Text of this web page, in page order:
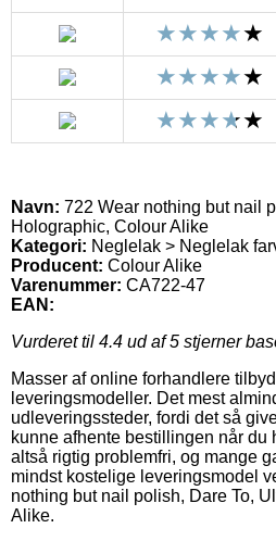
Navn: 722 Wear nothing but nail
Holographic, Colour Alike
Kategori: Neglelak > Neglelak
Producent: Colour Alike
Varenummer: CA722-47
EAN:
Vurderet til 4.4 ud af 5 stjerner
Masser af online forhandlere
leveringsmodeller. Det mest
udleveringssteder, fordi det så
kunne afhente bestillingen når du
altså rigtig problemfri, og mange
mindst kostelige leveringsmodel
nothing but nail polish, Dare To,
Alike.